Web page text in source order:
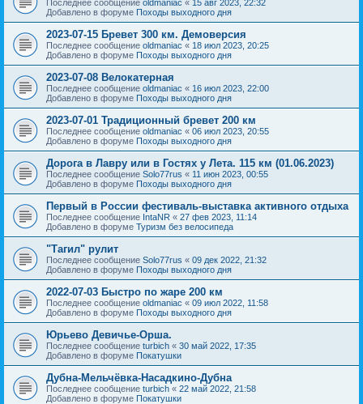
Последнее сообщение oldmaniac « 15 авг 2023, 22:32
Добавлено в форуме Походы выходного дня
2023-07-15 Бревет 300 км. Демоверсия
Последнее сообщение oldmaniac « 18 июл 2023, 20:25
Добавлено в форуме Походы выходного дня
2023-07-08 Велокатерная
Последнее сообщение oldmaniac « 16 июл 2023, 22:00
Добавлено в форуме Походы выходного дня
2023-07-01 Традиционный бревет 200 км
Последнее сообщение oldmaniac « 06 июл 2023, 20:55
Добавлено в форуме Походы выходного дня
Дорога в Лавру или в Гостях у Лета. 115 км (01.06.2023)
Последнее сообщение Solo77rus « 11 июн 2023, 00:55
Добавлено в форуме Походы выходного дня
Первый в России фестиваль-выставка активного отдыха
Последнее сообщение IntaNR « 27 фев 2023, 11:14
Добавлено в форуме Туризм без велосипеда
"Тагил" рулит
Последнее сообщение Solo77rus « 09 дек 2022, 21:32
Добавлено в форуме Походы выходного дня
2022-07-03 Быстро по жаре 200 км
Последнее сообщение oldmaniac « 09 июл 2022, 11:58
Добавлено в форуме Походы выходного дня
Юрьево Девичье-Орша.
Последнее сообщение turbich « 30 май 2022, 17:35
Добавлено в форуме Покатушки
Дубна-Мельчёвка-Насадкино-Дубна
Последнее сообщение turbich « 22 май 2022, 21:58
Добавлено в форуме Покатушки